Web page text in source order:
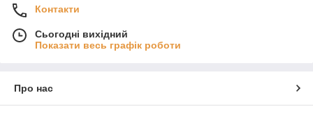
Контакти
Сьогодні вихідний
Показати весь графік роботи
Про нас